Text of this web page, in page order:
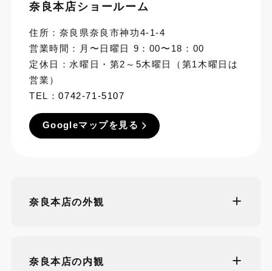
奈良本店ショールーム
住所：奈良県奈良市神功4-1-4
営業時間：月〜日曜日 9：00〜18：00
定休日：水曜日・第2～5木曜日（第1木曜日は
営業）
TEL：0742-71-5107
Googleマップを見る
奈良本店の外観
奈良本店の内観